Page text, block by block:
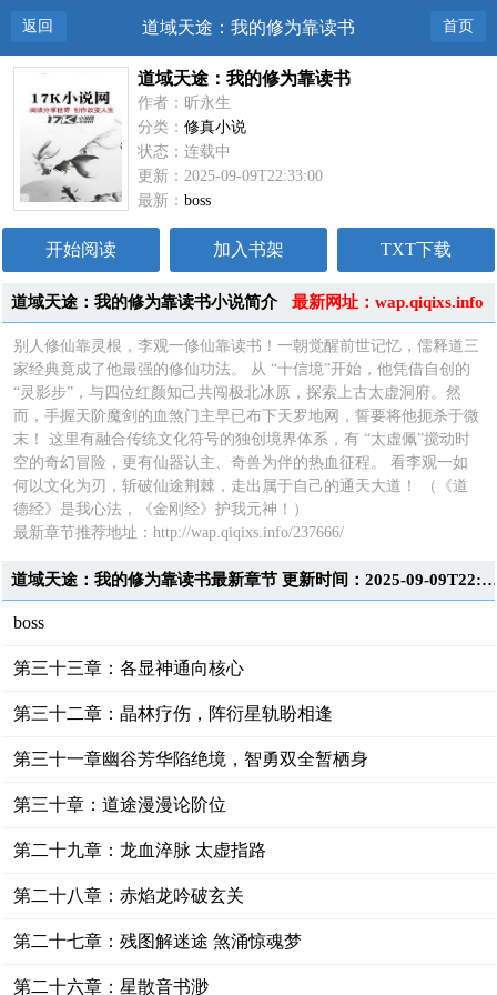
返回 道域天途：我的修为靠读书 首页
道域天途：我的修为靠读书
作者：昕永生
分类：修真小说
状态：连载中
更新：2025-09-09T22:33:00
最新：boss
开始阅读 加入书架 TXT下载
最新网址：wap.qiqixs.info
道域天途：我的修为靠读书小说简介
别人修仙靠灵根，李观一修仙靠读书！一朝觉醒前世记忆，儒释道三
家经典竟成了他最强的修仙功法。 从 “十信境”开始，他凭借自创的
“灵影步”，与四位红颜知己共闯极北冰原，探索上古太虚洞府。然
而，手握天阶魔剑的血煞门主早已布下天罗地网，誓要将他扼杀于微
末！ 这里有融合传统文化符号的独创境界体系，有 “太虚佩”搅动时
空的奇幻冒险，更有仙器认主、奇兽为伴的热血征程。 看李观一如
何以文化为刃，斩破仙途荆棘，走出属于自己的通天大道！ （《道
德经》是我心法，《金刚经》护我元神！）
最新章节推荐地址：http://wap.qiqixs.info/237666/
道域天途：我的修为靠读书最新章节 更新时间：
boss
第三十三章：各显神通向核心
第三十二章：晶林疗伤，阵衍星轨盼相逢
第三十一章幽谷芳华陷绝境，智勇双全暂栖身
第三十章：道途漫漫论阶位
第二十九章：龙血淬脉 太虚指路
第二十八章：赤焰龙吟破玄关
第二十七章：残图解迷途 煞涌惊魂梦
第二十六章：星散音书渺